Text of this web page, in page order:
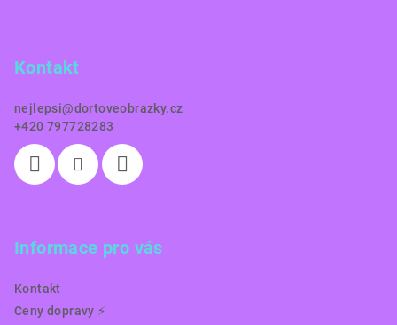
Kontakt
nejlepsi@dortoveobrazky.cz
+420 797728283
Informace pro vás
Kontakt
Ceny dopravy ⚡️